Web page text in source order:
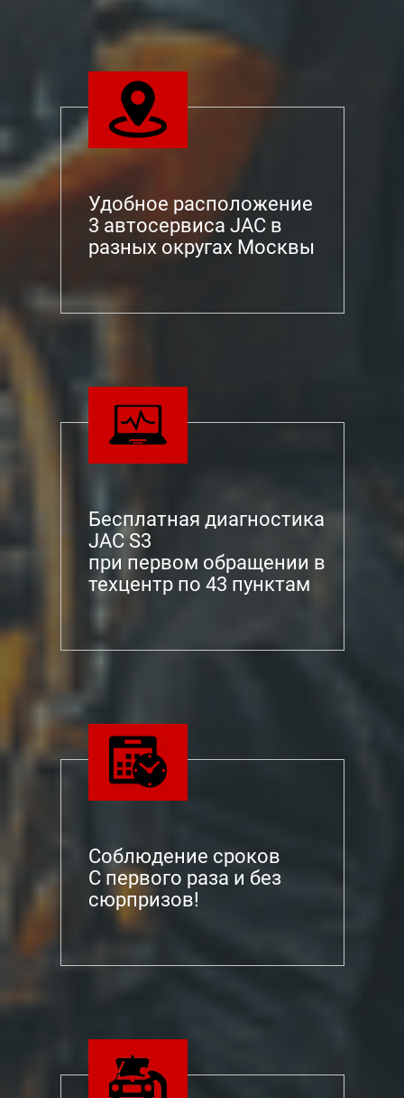
Удобное расположение
3 автосервиса JAC в
разных округах Москвы
Бесплатная диагностика
JAC S3
при первом обращении в
техцентр по 43 пунктам
Соблюдение сроков
С первого раза и без
сюрпризов!